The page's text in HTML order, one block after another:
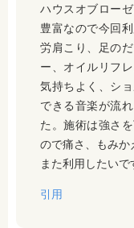
ハウスオブロー
豊富なので今回
労肩こり、足の
ー、オイルリフ
気持ちよく、 シ
できる音楽が流
た。施術は強さ
ので痛さ、もみか
また利用したいで
引用